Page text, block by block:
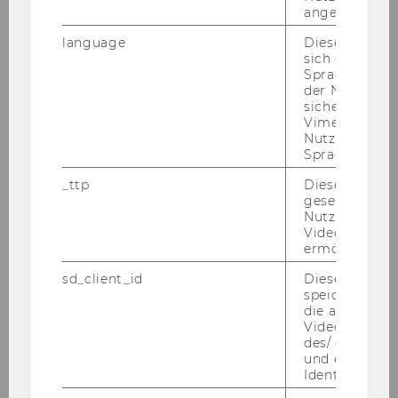
Wirtschaftspädagogik
Auslandssemester
Kontakt
angemeldet
language
Dieses
sich die
der
Vimeo in der
Nutzer
Sprache
_ttp
Dieser
gesetzt, um
Nutzung des
Videoplayers
ermöglichen
sd_client_id
Dieses Cookie
speichert
die aktuellen
des/ der
und einen